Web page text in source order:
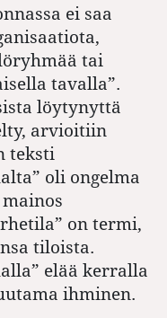
ei saa
tai
tavalla”.
löytynyttä
arvioitiin
teksti
oli ongelma
on termi,
tiloista.
elää kerralla
ihminen.